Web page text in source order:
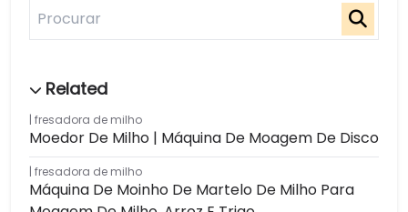
fresadora de milho
Moedor De Milho | Máquina De Moagem De Disco
fresadora de milho
Máquina De Moinho De Martelo De Milho Para